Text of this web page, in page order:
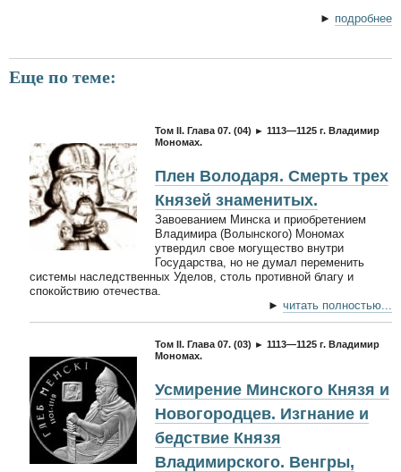
► подробнее
Еще по теме:
Том II. Глава 07. (04) ► 1113—1125 г. Владимир
Мономах.
Плен Володаря. Смерть трех
Князей знаменитых.
Завоеванием Минска и приобретением
Владимира (Волынского) Мономах
утвердил свое могущество внутри
Государства, но не думал переменить
системы наследственных Уделов, столь противной благу и
спокойствию отечества.
► читать полностью...
Том II. Глава 07. (03) ► 1113—1125 г. Владимир
Мономах.
Усмирение Минского Князя и
Новогородцев. Изгнание и
бедствие Князя
Владимирского. Венгры,